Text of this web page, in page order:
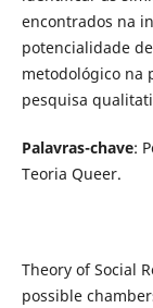
encontrados na
potencialidade
metodológico na
pesquisa
Palavras-chave:
Teoria Queer.
Theory of Social
possible